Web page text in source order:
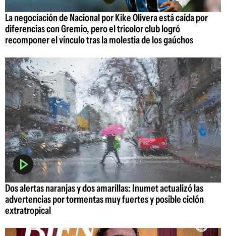
La negociación de Nacional por Kike Olivera está caída por
diferencias con Gremio, pero el tricolor club logró
recomponer el vínculo tras la molestia de los gaúchos
Dos alertas naranjas y dos amarillas: Inumet actualizó las
advertencias por tormentas muy fuertes y posible ciclón
extratropical